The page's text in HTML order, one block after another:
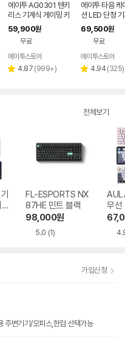
에이투 AG0301 텐키
리스 기계식 게이밍 키
보드 적축, 갈축
59,900원
무료
에이투스토어
별 4.87 리
(999+)
에이투 타음 케
션 LED 단청
무용 유선 키보
오봉도, 적축
69,500원
무료
에이투스토어
별 4.94 리
(325)
전체보기
FL-ESPORTS NX
87HE 민트 블랙
98,000원
5.0 (1)
무선
블랙
가입신청
주변기기/오피스,한컴 선택가능